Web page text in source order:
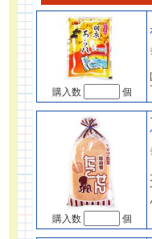
購入数 個
購入数 個